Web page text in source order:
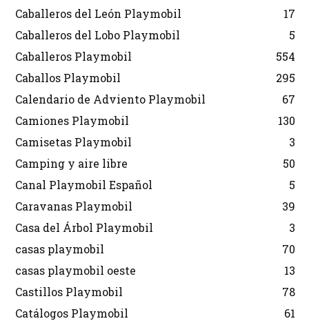
Caballeros del León Playmobil
17
Caballeros del Lobo Playmobil
5
Caballeros Playmobil
554
Caballos Playmobil
295
Calendario de Adviento Playmobil
67
Camiones Playmobil
130
Camisetas Playmobil
3
Camping y aire libre
50
Canal Playmobil Español
5
Caravanas Playmobil
39
Casa del Árbol Playmobil
3
casas playmobil
70
casas playmobil oeste
13
Castillos Playmobil
78
Catálogos Playmobil
61